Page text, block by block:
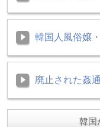
韓国人風俗嬢
廃止された姦
韓国